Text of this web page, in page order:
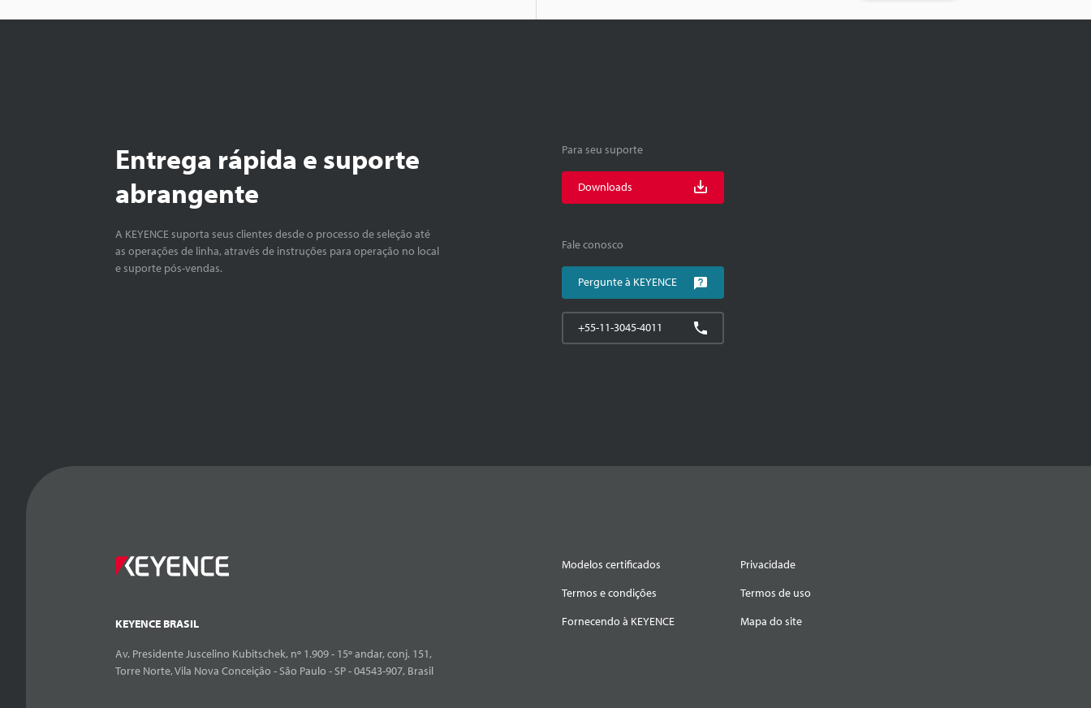
Entrega rápida e suporte
abrangente
A KEYENCE suporta seus clientes desde o processo de seleção até
as operações de linha, através de instruções para operação no local
e suporte pós-vendas.
Para seu suporte
Downloads
Fale conosco
Pergunte à KEYENCE
+55-11-3045-4011
KEYENCE BRASIL
Av. Presidente Juscelino Kubitschek, nº 1.909 - 15º andar, conj. 151,
Torre Norte, Vila Nova Conceição - São Paulo - SP - 04543-907, Brasil
Modelos certificados
Privacidade
Termos e condições
Termos de uso
Fornecendo à KEYENCE
Mapa do site